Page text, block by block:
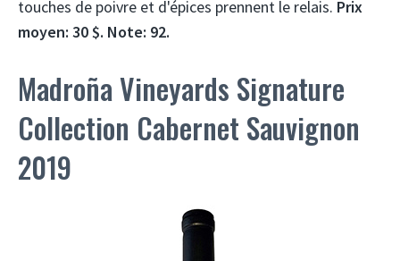
touches de poivre et d'épices prennent le relais. Prix ​​
moyen: 30 $. Note: 92.
Madroña Vineyards Signature
Collection Cabernet Sauvignon
2019